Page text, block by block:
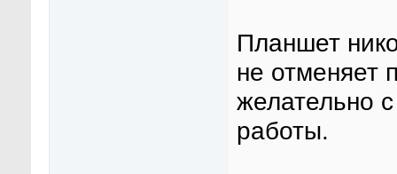
Планшет
не отменяет
желательно
работы.